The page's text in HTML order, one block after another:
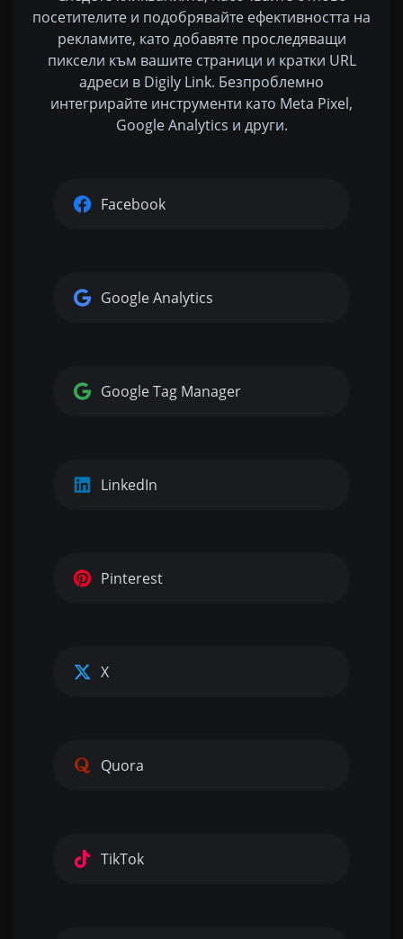
посетителите и подобрявайте ефективността на
рекламите, като добавяте проследяващи
пиксели към вашите страници и кратки URL
адреси в Digily Link. Безпроблемно
интегрирайте инструменти като Meta Pixel,
Google Analytics и други.
Facebook
Google Analytics
Google Tag Manager
LinkedIn
Pinterest
X
Quora
TikTok